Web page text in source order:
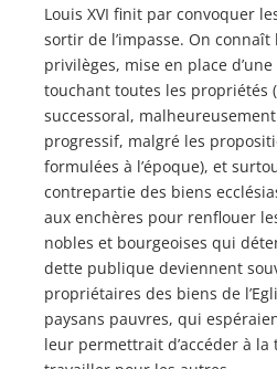
Louis XVI finit par convoquer
sortir de l’impasse. On
privilèges, mise en place
touchant toutes les propriétés
successoral,
progressif, malgré les
formulées à l’époque), et
contrepartie des biens
aux enchères pour renflouer
nobles et bourgeoises qui
dette publique deviennent
propriétaires des biens de
paysans pauvres, qui
leur permettrait d’accéder à